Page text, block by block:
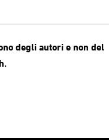
degli autori e non del